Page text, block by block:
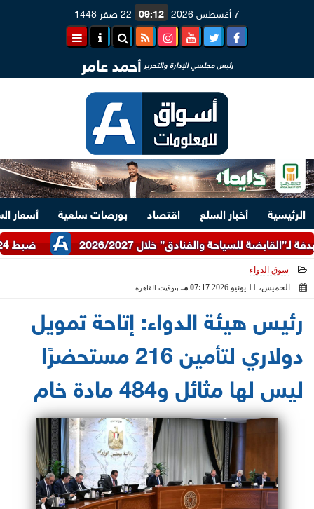
7 أغسطس 2026 09:12 22 صفر 1448
رئيس مجلسي الإدارة والتحرير أحمد عامر
الرئيسية أخبار السلع اقتصاد بورصات سلعية
أسعار
ضبط 24 طن دقيق أبيض وبلدي مدعم عبر شرطة التموين
سوق الدواء
الخميس، 11 يونيو 2026
07:17 مـ بتوقيت القاهرة
رئيس هيئة الدواء: إتاحة تمويل
دولاري لتأمين 216 مستحضرًا
ليس لها مثائل و484 مادة خام